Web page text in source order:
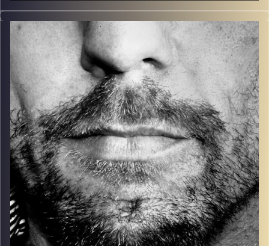
זיפים, מוזיקה מחוספסת של הופעות חיות. הרבה ג'אם, רוק,
בלוז, bluegrass, ג'אז, Fאנק, פרוגרסיב ואפילו אלקטרוניקה.
כל מה שחי, אמיתי ונושם.
עם שמוליק רגב.
קרדיט תמונות: David Goehring